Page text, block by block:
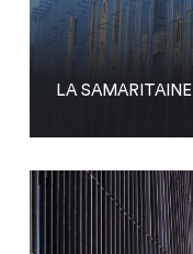
LA SAMARITAINE